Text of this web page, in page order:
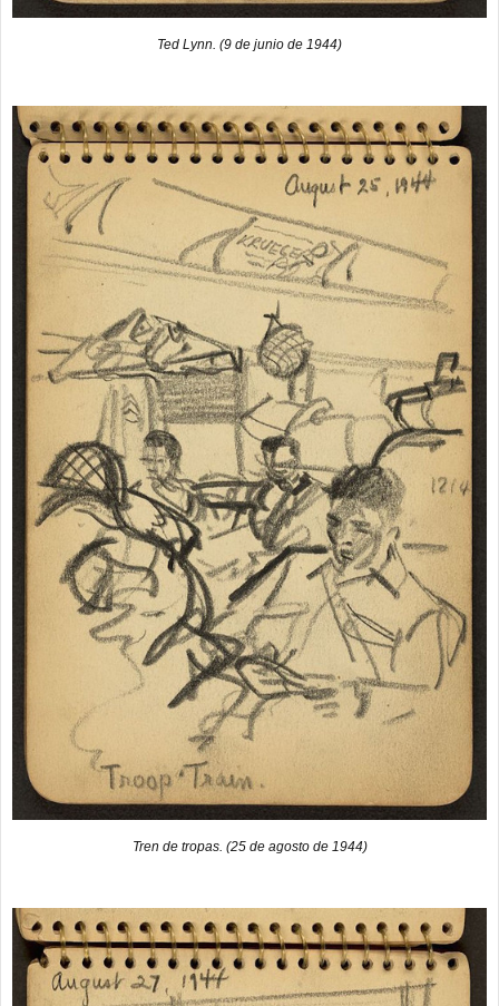
Ted Lynn. (9 de junio de 1944)
Tren de tropas. (25 de agosto de 1944)